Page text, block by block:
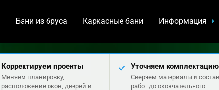
Бани из бруса Каркасные бани Информация
Корректируем проекты
Меняем планировку,
расположение окон, дверей и
Уточняем комплектацию
Сверяем материалы и состав
работ до окончательного